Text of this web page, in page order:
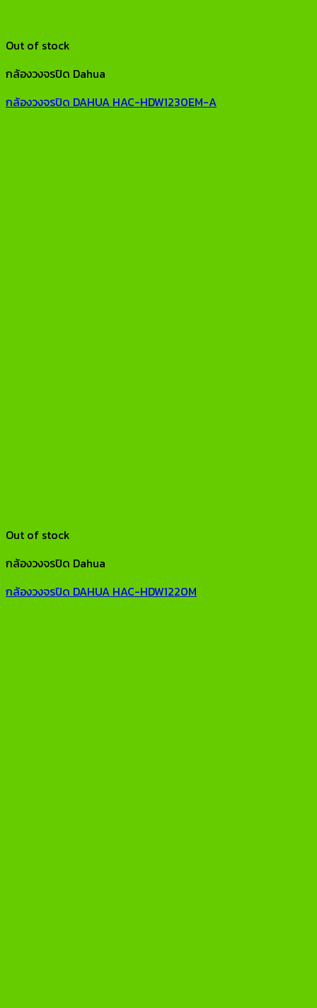
Out of stock
กล้องวงจรปิด Dahua
กล้องวงจรปิด DAHUA HAC-HDW1230EM-A
Out of stock
กล้องวงจรปิด Dahua
กล้องวงจรปิด DAHUA HAC-HDW1220M